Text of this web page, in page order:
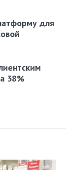
для
38%